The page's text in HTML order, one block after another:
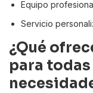
Equipo
Servicio
¿Qué
para